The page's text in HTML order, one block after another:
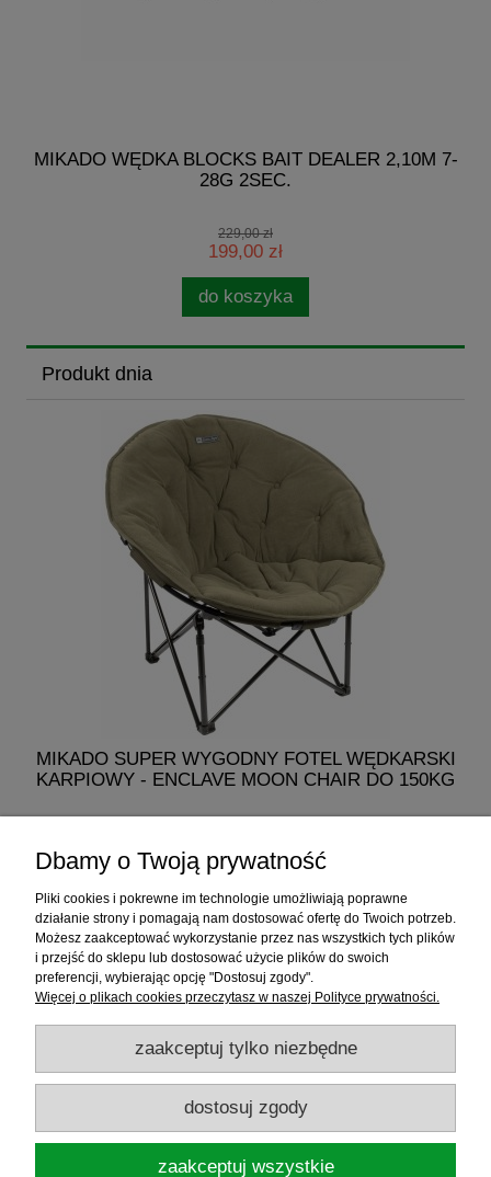
MIKADO WĘDKA BLOCKS BAIT DEALER 2,10M 7-
28G 2SEC.
229,00 zł
199,00 zł
do koszyka
Produkt dnia
MIKADO SUPER WYGODNY FOTEL WĘDKARSKI
KARPIOWY - ENCLAVE MOON CHAIR DO 150KG
Informacje
Sklep internetowy
RATY
Promocje
Dbamy o Twoją prywatność
Pliki cookies i pokrewne im technologie umożliwiają poprawne
działanie strony i pomagają nam dostosować ofertę do Twoich potrzeb.
Możesz zaakceptować wykorzystanie przez nas wszystkich tych plików
i przejść do sklepu lub dostosować użycie plików do swoich
preferencji, wybierając opcję "Dostosuj zgody".
Więcej o plikach cookies przeczytasz w naszej Polityce prywatności.
zaakceptuj tylko niezbędne
dostosuj zgody
zaakceptuj wszystkie